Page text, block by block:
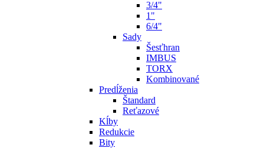
3/4"
1"
6/4"
Sady
Šesťhran
IMBUS
TORX
Kombinované
Predĺženia
Štandard
Reťazové
Kĺby
Redukcie
Bity